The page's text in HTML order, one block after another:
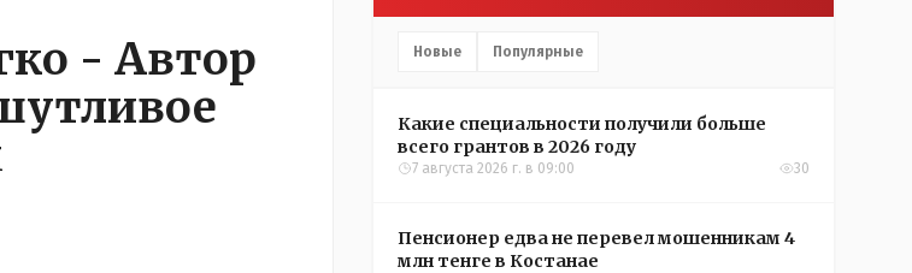
- Автор
Новые Популярные
Какие специальности получили больше
всего грантов в 2026 году
7 августа 2026 г. в 09:00 30
Пенсионер едва не перевел мошенникам 4
млн тенге в Костанае